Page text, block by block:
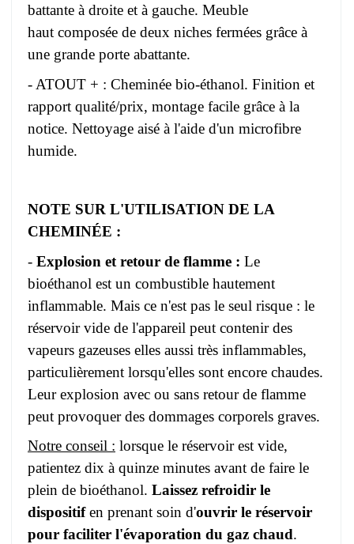
battante à droite et à gauche. Meuble
haut composée de deux niches fermées grâce à
une grande porte abattante.
- ATOUT + : Cheminée bio-éthanol. Finition et
rapport qualité/prix, montage facile grâce à la
notice. Nettoyage aisé à l'aide d'un microfibre
humide.
NOTE SUR L'UTILISATION DE LA
CHEMINÉE :
- Explosion et retour de flamme : Le
bioéthanol est un combustible hautement
inflammable. Mais ce n'est pas le seul risque : le
réservoir vide de l'appareil peut contenir des
vapeurs gazeuses elles aussi très inflammables,
particulièrement lorsqu'elles sont encore chaudes.
Leur explosion avec ou sans retour de flamme
peut provoquer des dommages corporels graves.
Notre conseil : lorsque le réservoir est vide,
patientez dix à quinze minutes avant de faire le
plein de bioéthanol. Laissez refroidir le
dispositifen prenant soin d'ouvrir le réservoir
pour faciliter l'évaporation du gaz chaud.